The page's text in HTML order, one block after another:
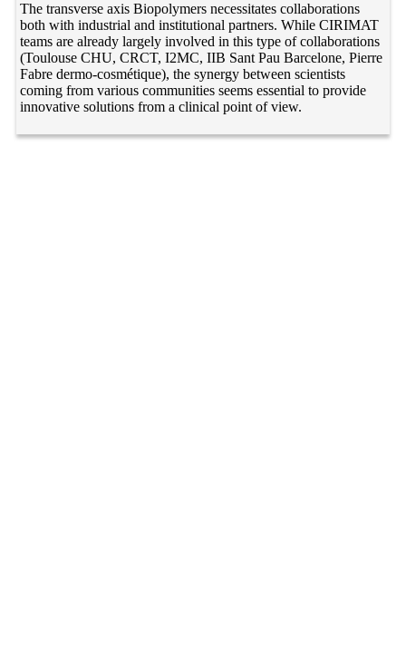
The transverse axis Biopolymers necessitates collaborations
both with industrial and institutional partners. While CIRIMAT
teams are already largely involved in this type of collaborations
(Toulouse CHU, CRCT, I2MC, IIB Sant Pau Barcelone, Pierre
Fabre dermo-cosmétique), the synergy between scientists
coming from various communities seems essential to provide
innovative solutions from a clinical point of view.